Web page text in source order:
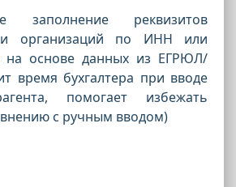
заполнение реквизитов
и организаций по ИНН или
на основе данных из ЕГРЮЛ/
время бухгалтера при вводе
помогает избежать
с ручным вводом)